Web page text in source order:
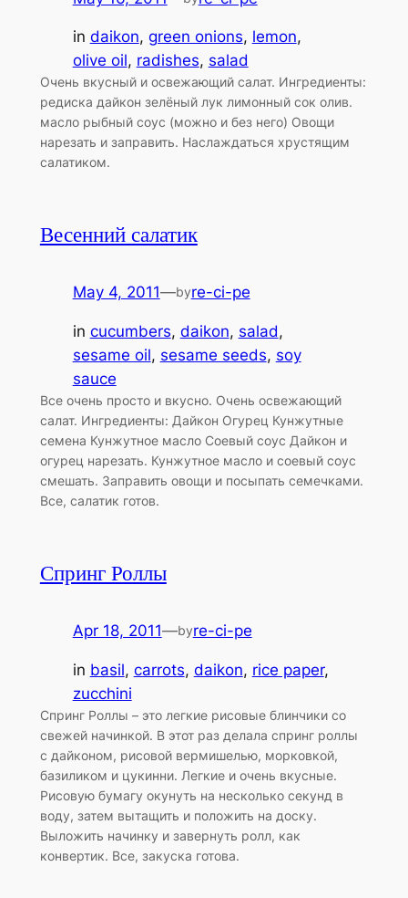
in daikon, green onions, lemon
olive oil, radishes, salad
Очень вкусный и освежающий салат. Ингредиенты:
редиска дайкон зелёный лук лимонный сок олив.
масло рыбный соус (можно и без него) Овощи
нарезать и заправить. Наслаждаться хрустящим
салатиком.
Весенний салатик
May 4, 2011—byre-ci-pe
in cucumbers, daikon, salad
sesame oil, sesame seeds, soy
sauce
Все очень просто и вкусно. Очень освежающий
салат. Ингредиенты: Дайкон Огурец Кунжутные
семена Кунжутное масло Соевый соус Дайкон и
огурец нарезать. Кунжутное масло и соевый соус
смешать. Заправить овощи и посыпать семечками.
Все, салатик готов.
Спринг Роллы
Apr 18, 2011—byre-ci-pe
in basil, carrots, daikon, rice paper
zucchini
Спринг Роллы – это легкие рисовые блинчики со
свежей начинкой. В этот раз делала спринг роллы
с дайконом, рисовой вермишелью, морковкой,
базиликом и цукинни. Легкие и очень вкусные.
Рисовую бумагу окунуть на несколько секунд в
воду, затем вытащить и положить на доску.
Выложить начинку и завернуть ролл, как
конвертик. Все, закуска готова.